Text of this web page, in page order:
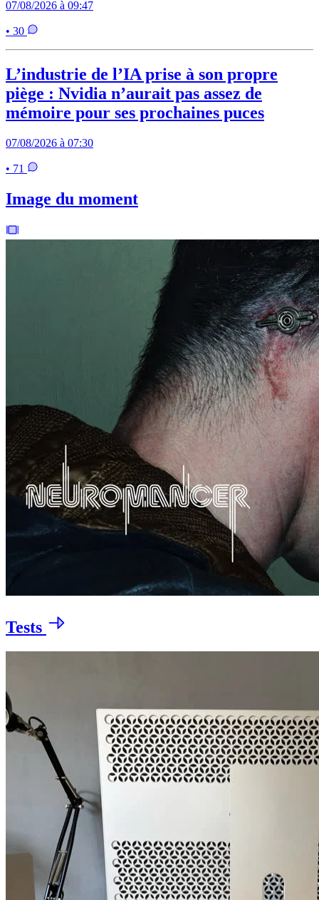
07/08/2026 à 09:47
• 30
L’industrie de l’IA prise à son propre
piège : Nvidia n’aurait pas assez de
mémoire pour ses prochaines puces
07/08/2026 à 07:30
• 71
Image du moment
Tests